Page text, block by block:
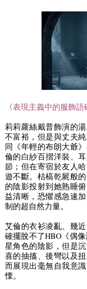
〈表現主義中的服飾
莉莉蘿絲戴普飾演的
不富裕，但是與丈夫
同《年輕的布朗大爺
倫的白紗百摺洋裝、
節；但在寄宿於友人
遊不斷。枯槁乾屍般
的陰影投射到她熟睡
益清晰，恐懼感急速
制的超自然力量。
艾倫的衣衫凌亂、幾
確擺脫不了HBO 《偶
星角色的陰影，但是
喜的抽搐、後彎以及
而展現出毫無自我意
慄。